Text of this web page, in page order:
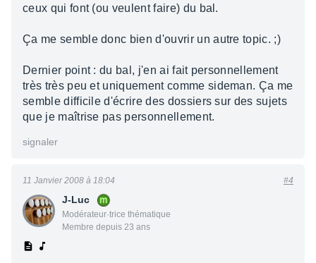
ceux qui font (ou veulent faire) du bal.
Ça me semble donc bien d'ouvrir un autre topic. ;)
Dernier point : du bal, j'en ai fait personnellement
très très peu et uniquement comme sideman. Ça me
semble difficile d'écrire des dossiers sur des sujets
que je maîtrise pas personnellement.
signaler
J-Luc
Modérateur·trice thématique
Membre depuis 23 ans
11 Janvier 2008 à 18:04 #4